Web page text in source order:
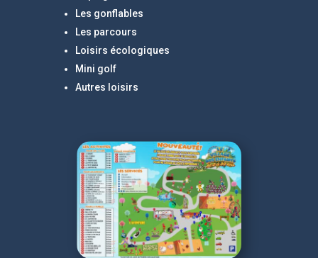
Les gonflables
Les parcours
Loisirs écologiques
Mini golf
Autres loisirs